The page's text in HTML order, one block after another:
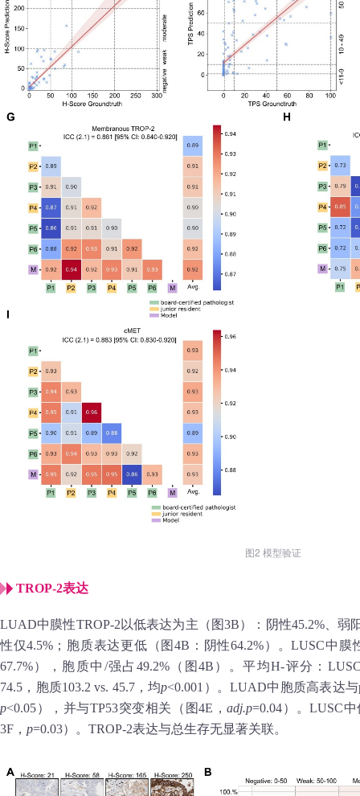
图2 模型验证
TROP‑2表达
LUAD中膜性TROP‑2以低表达为主（图3B）：阴性45.2%、弱
性仅4.5%；胞质表达更低（图4B：阴性64.2%）。LUSC中
67.7%），胞质中/强占49.2%（图4B）。平均H‑评分：
74.5，胞质103.2 vs. 45.7，均p<0.001）。LUAD中胞质高表达
p<0.05），并与TP53突变相关（图4E，adj.p=0.04）。LUSC
3F， p=0.03）。TROP‑2表达与总生存无显著关联。